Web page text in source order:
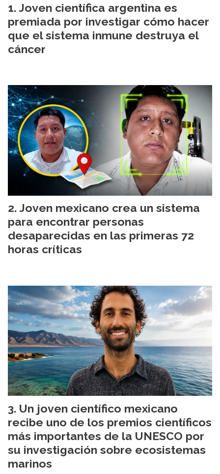
Joven científica argentina es
premiada por investigar cómo hacer
que el sistema inmune destruya el
cáncer
Joven mexicano crea un sistema
para encontrar personas
desaparecidas en las primeras 72
horas críticas
Un joven científico mexicano
recibe uno de los premios científicos
más importantes de la UNESCO por
su investigación sobre ecosistemas
marinos